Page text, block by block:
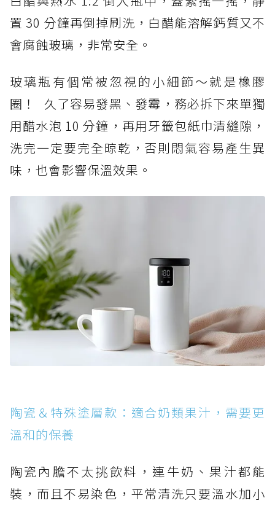
置 30 分鐘再倒掉刷洗，白醋能溶解鈣質又不
會腐蝕玻璃，非常安全。
玻璃瓶有個常被忽視的小細節～就是橡膠
圈！ 久了容易發黑、發霉，務必拆下來單獨
用醋水泡 10 分鐘，再用牙籤包紙巾清縫隙，
洗完一定要完全晾乾，否則悶氣容易產生異
味，也會影響保溫效果。
陶瓷＆特殊塗層款：適合奶類果汁，需要更
溫和的保養
陶瓷內膽不太挑飲料，連牛奶、果汁都能
裝，而且不易染色，平常清洗只要溫水加小